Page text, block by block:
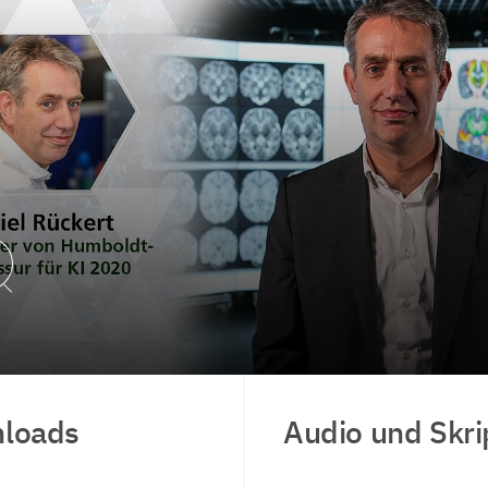
Video abspielen
Audio und